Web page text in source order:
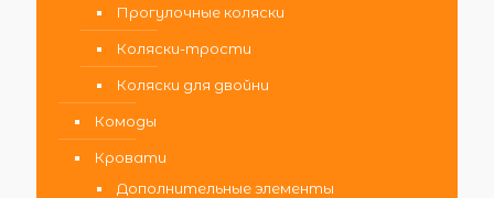
Прогулочные коляски
Коляски-трости
Коляски для двойни
Комоды
Кровати
Дополнительные элементы